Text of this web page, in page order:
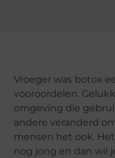
Vroeger was botox
vooroordelen.
omgeving die
andere veranderd
mensen het ook.
nog jong en dan wil